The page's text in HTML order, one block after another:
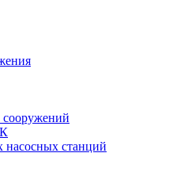
станций